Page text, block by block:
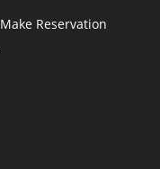
Make Reservation